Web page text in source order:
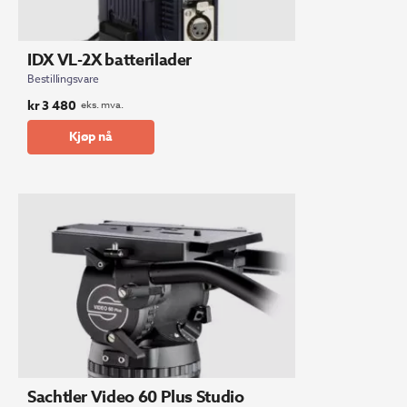
IDX VL-2X batterilader
Bestillingsvare
kr3 480 eks. mva.
Kjøp nå
Sachtler Video 60 Plus Studio